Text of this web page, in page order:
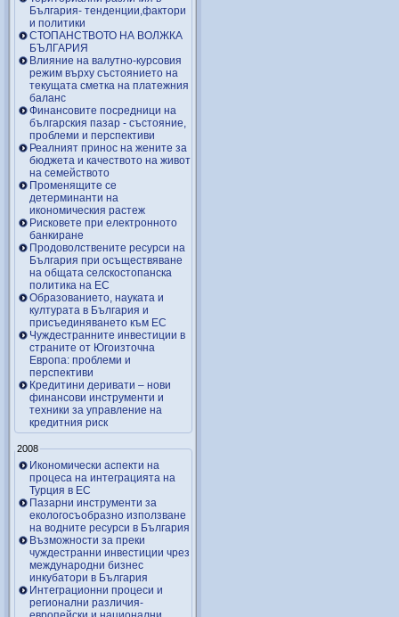
България- тенденции,фактори
и политики
СТОПАНСТВОТО НА ВОЛЖКА
БЪЛГАРИЯ
Влияние на валутно-курсовия
режим върху състоянието на
текущата сметка на платежния
баланс
Финансовите посредници на
българския пазар - състояние,
проблеми и перспективи
Реалният принос на жените за
бюджета и качеството на живот
на семейството
Променящите се
детерминанти на
икономическия растеж
Рисковете при електронното
банкиране
Продоволствените ресурси на
България при осъществяване
на общата селскостопанска
политика на ЕС
Образованието, науката и
културата в България и
присъединяването към ЕС
Чуждестранните инвестиции в
страните от Югоизточна
Европа: проблеми и
перспективи
Кредитини деривати – нови
финансови инструменти и
техники за управление на
кредитния риск
2008
Икономически аспекти на
процеса на интеграцията на
Турция в ЕС
Пазарни инструменти за
екологосъобразно използване
на водните ресурси в България
Възможности за преки
чуждестранни инвестиции чрез
международни бизнес
инкубатори в България
Интеграционни процеси и
регионални различия-